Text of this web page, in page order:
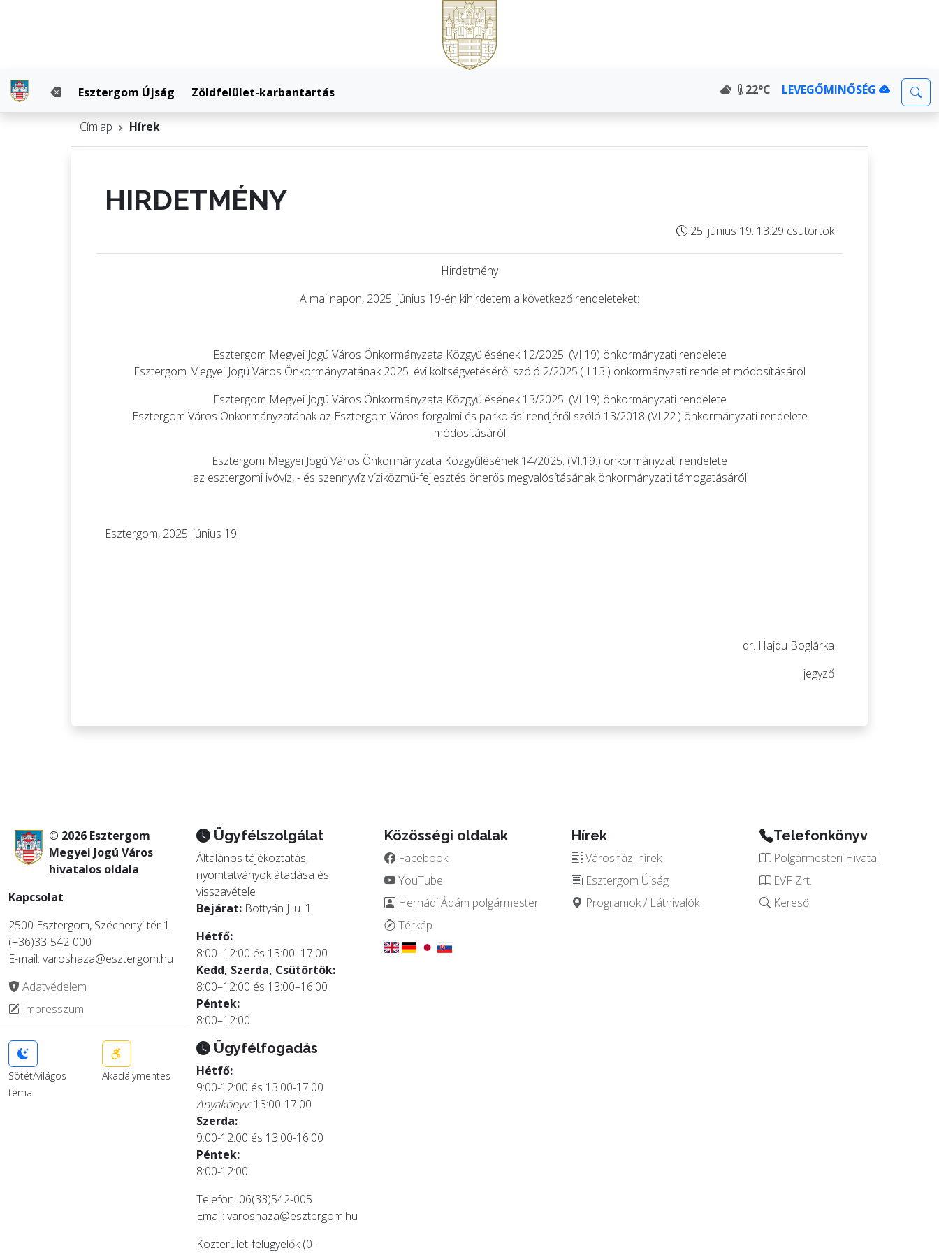
Esztergom Újság Zöldfelület-karbantartás 22°C LEVEGŐMINŐSÉG
Címlap Hírek
HIRDETMÉNY
25. június 19. 13:29 csütörtök
Hirdetmény
A mai napon, 2025. június 19-én kihirdetem a következő rendeleteket:
Esztergom Megyei Jogú Város Önkormányzata Közgyűlésének 12/2025. (VI.19) önkormányzati rendelete
Esztergom Megyei Jogú Város Önkormányzatának 2025. évi költségvetéséről szóló 2/2025.(II.13.) önkormányzati rendelet módosításáról
Esztergom Megyei Jogú Város Önkormányzata Közgyűlésének 13/2025. (VI.19) önkormányzati rendelete
Esztergom Város Önkormányzatának az Esztergom Város forgalmi és parkolási rendjéről szóló 13/2018 (VI.22.) önkormányzati rendelete
módosításáról
Esztergom Megyei Jogú Város Önkormányzata Közgyűlésének 14/2025. (VI.19.) önkormányzati rendelete
az esztergomi ivóvíz, - és szennyvíz víziközmű-fejlesztés önerős megvalósításának önkormányzati támogatásáról
Esztergom, 2025. június 19.
dr. Hajdu Boglárka
jegyző
© 2026 Esztergom
Megyei Jogú Város
hivatalos oldala
Kapcsolat
2500 Esztergom, Széchenyi tér 1.
(+36)33-542-000
E-mail: varoshaza@esztergom.hu
Adatvédelem
Impresszum
Sötét/világos
téma
Akadálymentes
Ügyfélszolgálat
Általános tájékoztatás,
nyomtatványok átadása és
visszavétele
Bejárat:Bottyán J. u. 1.
Hétfő:
8:00–12:00 és 13:00–17:00
Kedd, Szerda, Csütörtök:
8:00–12:00 és 13:00–16:00
Péntek:
8:00–12:00
Ügyfélfogadás
Hétfő:
9:00-12:00 és 13:00-17:00
Anyakönyv:13:00-17:00
Szerda:
9:00-12:00 és 13:00-16:00
Péntek:
8:00-12:00
Telefon: 06(33)542-005
Email: varoshaza@esztergom.hu
Közterület-felügyelők (0-
Közösségi oldalak
Facebook
YouTube
Hernádi Ádám polgármester
Térkép
Hírek
Városházi hírek
Esztergom Újság
Programok / Látnivalók
Telefonkönyv
Polgármesteri Hivatal
EVF Zrt.
Kereső